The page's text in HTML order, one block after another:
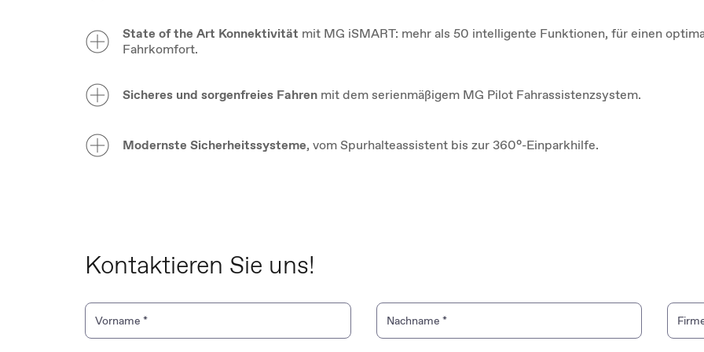
State of the Art Konnektivität mit MG iSMART: mehr als 50 intelligente Funktionen, für einen
Fahrkomfort.
Sicheres und sorgenfreies Fahren mit dem serienmäßigem MG Pilot Fahrassistenzsystem.
Modernste Sicherheitssysteme, vom Spurhalteassistent bis zur 360°-Einparkhilfe.
Kontaktieren Sie uns!
Vorname * Nachname *